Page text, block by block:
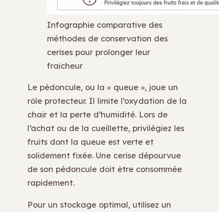
Infographie comparative des
méthodes de conservation des
cerises pour prolonger leur
fraîcheur
Le pédoncule, ou la « queue », joue un
rôle protecteur. Il limite l’oxydation de la
chair et la perte d’humidité. Lors de
l’achat ou de la cueillette, privilégiez les
fruits dont la queue est verte et
solidement fixée. Une cerise dépourvue
de son pédoncule doit être consommée
rapidement.
Pour un stockage optimal, utilisez un